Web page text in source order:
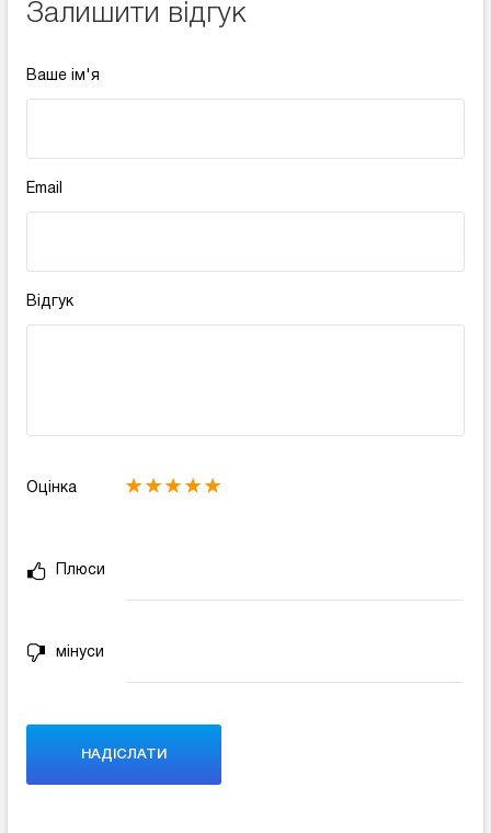
Залишити відгук
Ваше ім'я
Email
Відгук
Оцінка
Плюси
мінуси